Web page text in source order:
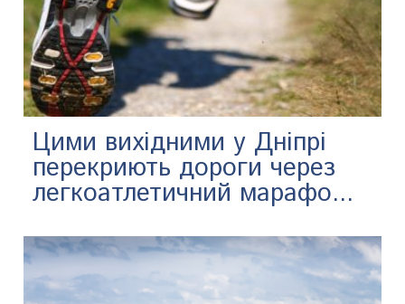
Цими вихідними у Дніпрі
перекриють дороги через
легкоатлетичний марафо...